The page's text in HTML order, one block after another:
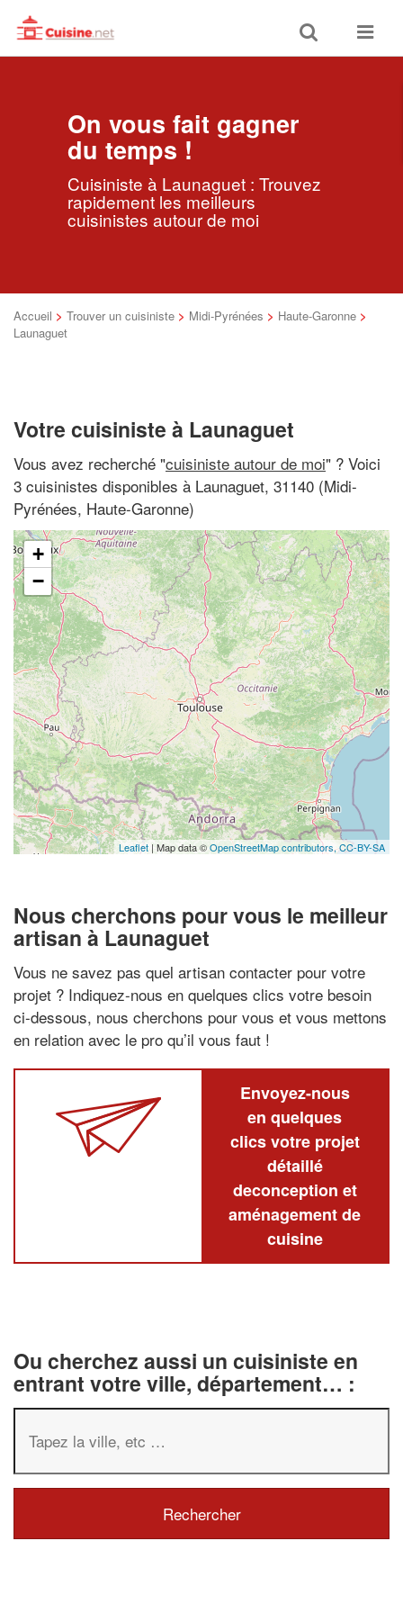
Toggle
search
Toggle
On vous fait gagner
du temps !
Cuisiniste à Launaguet : Trouvez
rapidement les meilleurs
cuisinistes autour de moi
Accueil > Trouver un cuisiniste > Midi-Pyrénées > Haute-Garonne >
Launaguet
Votre cuisiniste à Launaguet
Vous avez recherché "cuisiniste autour de moi" ? Voici
3 cuisinistes disponibles à Launaguet, 31140 (Midi-
Pyrénées, Haute-Garonne)
+
−
Leaflet | Map data ©OpenStreetMap contributors,CC-BY-SA
Nous cherchons pour vous le meilleur
artisan à Launaguet
Vous ne savez pas quel artisan contacter pour votre
projet ? Indiquez-nous en quelques clics votre besoin
ci-dessous, nous cherchons pour vous et vous mettons
en relation avec le pro qu’il vous faut !
Envoyez-nous
en quelques
clics votre projet
détaillé
deconception et
aménagement de
cuisine
Ou cherchez aussi un cuisiniste en
entrant votre ville, département… :